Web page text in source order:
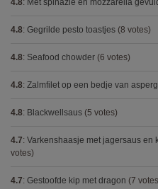
4.8: Met spinazie en mozzarella
4.8: Gegrilde pesto toastjes (8 votes)
4.8: Seafood chowder (6 votes)
4.8: Zalmfilet op een bedje van
4.8: Blackwellsaus (5 votes)
4.7: Varkenshaasje met jagersaus en
votes)
4.7: Gestoofde kip met dragon (7